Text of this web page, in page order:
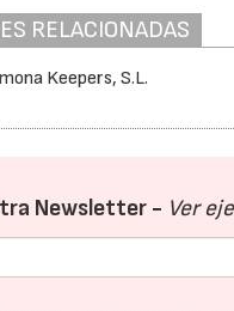
RELACIONADAS
Keepers, S.L.
Newsletter - Ver